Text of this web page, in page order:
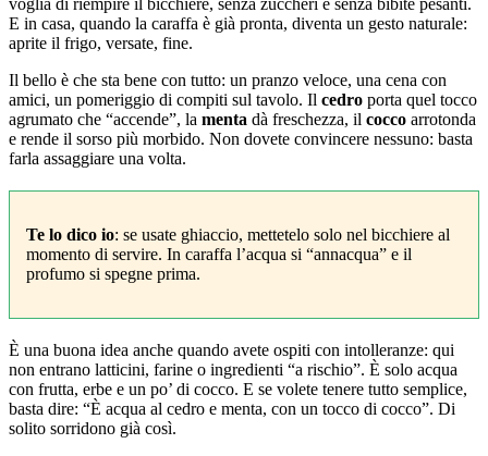
voglia di riempire il bicchiere, senza zuccheri e senza bibite pesanti.
E in casa, quando la caraffa è già pronta, diventa un gesto naturale:
aprite il frigo, versate, fine.
Il bello è che sta bene con tutto: un pranzo veloce, una cena con
amici, un pomeriggio di compiti sul tavolo. Il cedro porta quel tocco
agrumato che “accende”, la menta dà freschezza, il cocco arrotonda
e rende il sorso più morbido. Non dovete convincere nessuno: basta
farla assaggiare una volta.
Te lo dico io: se usate ghiaccio, mettetelo solo nel bicchiere al
momento di servire. In caraffa l’acqua si “annacqua” e il
profumo si spegne prima.
È una buona idea anche quando avete ospiti con intolleranze: qui
non entrano latticini, farine o ingredienti “a rischio”. È solo acqua
con frutta, erbe e un po’ di cocco. E se volete tenere tutto semplice,
basta dire: “È acqua al cedro e menta, con un tocco di cocco”. Di
solito sorridono già così.